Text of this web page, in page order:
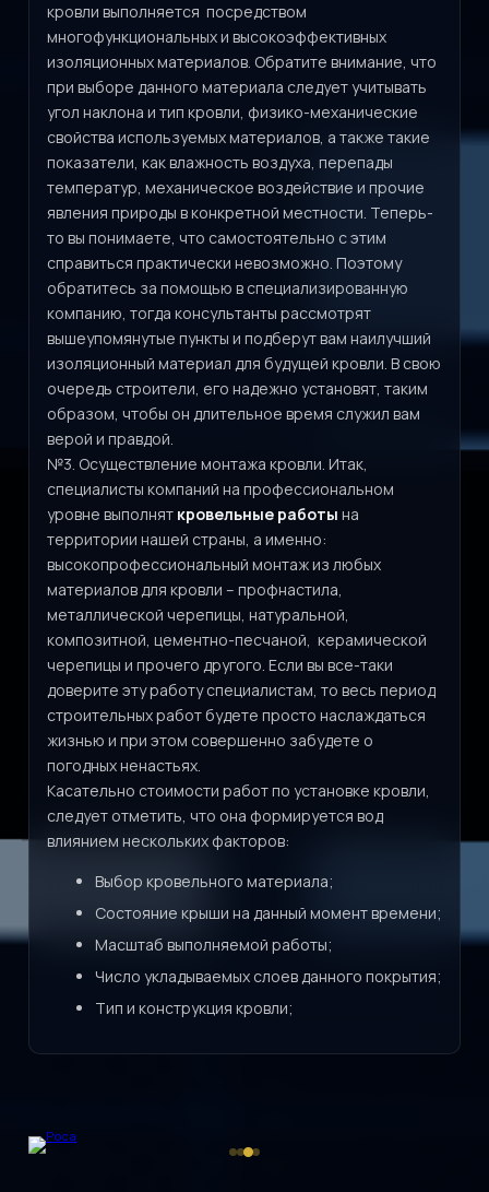
кровли выполняется посредством
многофункциональных и высокоэффективных
изоляционных материалов. Обратите внимание, что
при выборе данного материала следует учитывать
угол наклона и тип кровли, физико-механические
свойства используемых материалов, а также такие
показатели, как влажность воздуха, перепады
температур, механическое воздействие и прочие
явления природы в конкретной местности. Теперь-
то вы понимаете, что самостоятельно с этим
справиться практически невозможно. Поэтому
обратитесь за помощью в специализированную
компанию, тогда консультанты рассмотрят
вышеупомянутые пункты и подберут вам наилучший
изоляционный материал для будущей кровли. В свою
очередь строители, его надежно установят, таким
образом, чтобы он длительное время служил вам
верой и правдой.
№3. Осуществление монтажа кровли. Итак,
специалисты компаний на профессиональном
уровне выполнят кровельные работы на
территории нашей страны, а именно:
высокопрофессиональный монтаж из любых
материалов для кровли – профнастила,
металлической черепицы, натуральной,
композитной, цементно-песчаной, керамической
черепицы и прочего другого. Если вы все-таки
доверите эту работу специалистам, то весь период
строительных работ будете просто наслаждаться
жизнью и при этом совершенно забудете о
погодных ненастьях.
Касательно стоимости работ по установке кровли,
следует отметить, что она формируется вод
влиянием нескольких факторов:
Выбор кровельного материала;
Состояние крыши на данный момент времени;
Масштаб выполняемой работы;
Число укладываемых слоев данного покрытия;
Тип и конструкция кровли;